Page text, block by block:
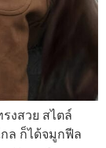
งสวย สไตล์
ล ก็ได้จมูกฟีล